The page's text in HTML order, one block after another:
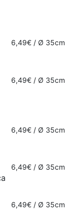
6,49€ / Ø 35cm
6,49€ / Ø 35cm
6,49€ / Ø 35cm
6,49€ / Ø 35cm
6,49€ / Ø 35cm